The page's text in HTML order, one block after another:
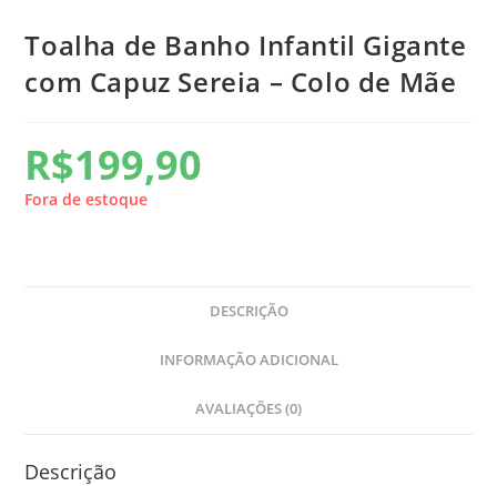
Toalha de Banho Infantil Gigante
com Capuz Sereia – Colo de Mãe
R$199,90
Fora de estoque
DESCRIÇÃO
INFORMAÇÃO ADICIONAL
AVALIAÇÕES (0)
Descrição